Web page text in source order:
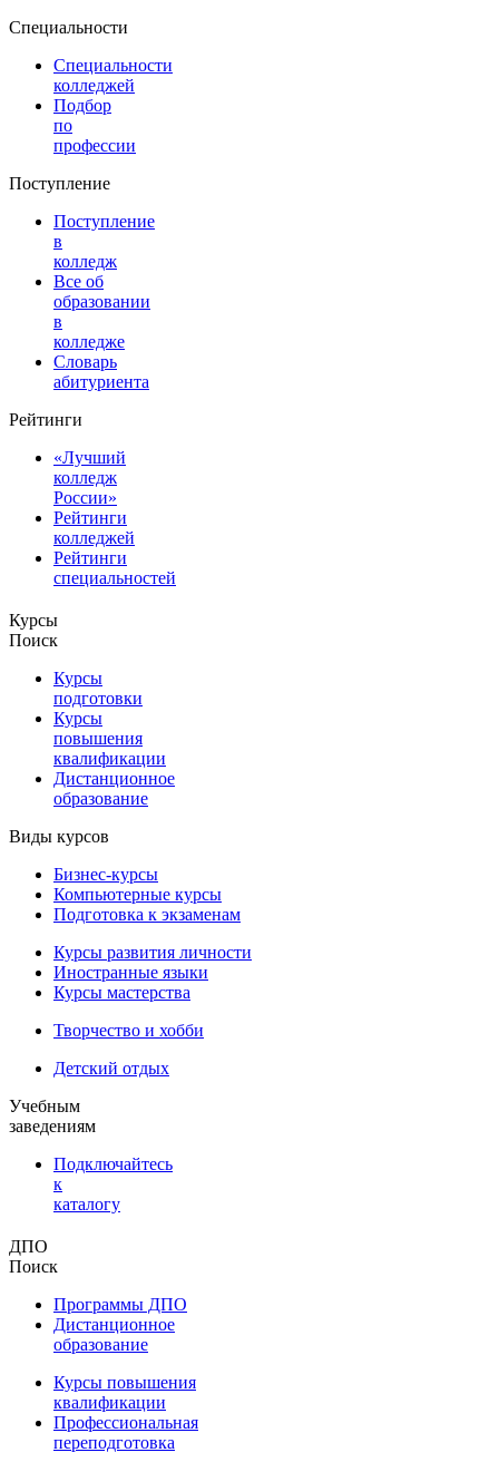
Специальности
Специальности
колледжей
Подбор
по
профессии
Поступление
Поступление
в
колледж
Все об
образовании
в
колледже
Словарь
абитуриента
Рейтинги
«Лучший
колледж
России»
Рейтинги
колледжей
Рейтинги
специальностей
Курсы
Поиск
Курсы
подготовки
Курсы
повышения
квалификации
Дистанционное
образование
Виды курсов
Бизнес-курсы
Компьютерные курсы
Подготовка к экзаменам
Курсы развития личности
Иностранные языки
Курсы мастерства
Творчество и хобби
Детский отдых
Учебным
заведениям
Подключайтесь
к
каталогу
ДПО
Поиск
Программы ДПО
Дистанционное
образование
Курсы повышения
квалификации
Профессиональная
переподготовка